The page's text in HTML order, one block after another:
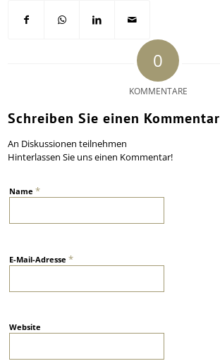
0
KOMMENTARE
Schreiben Sie einen Kommentar
An Diskussionen teilnehmen
Hinterlassen Sie uns einen Kommentar!
Name*
E-Mail-Adresse*
Website